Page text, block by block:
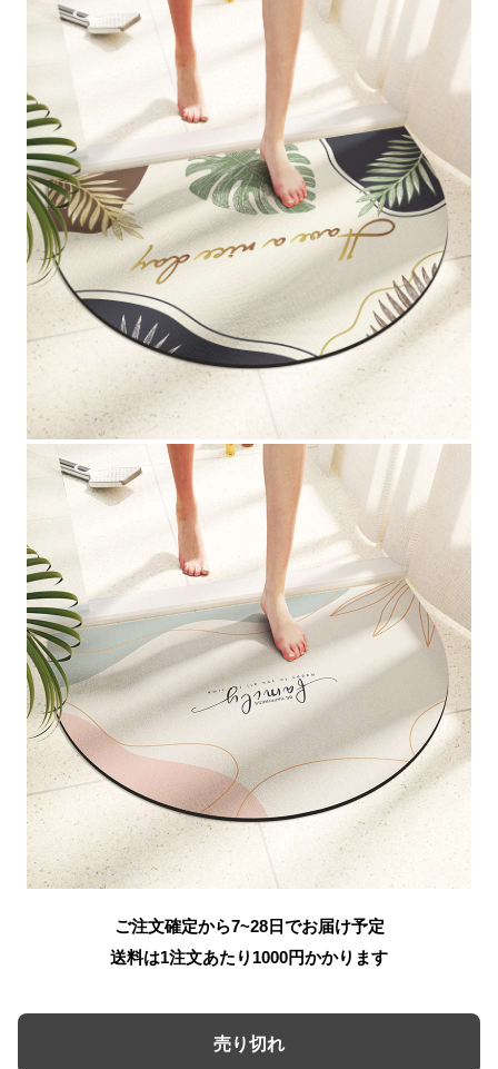
ご注文確定から7~28日でお届け予定
送料は1注文あたり 1000円かかります
売り切れ